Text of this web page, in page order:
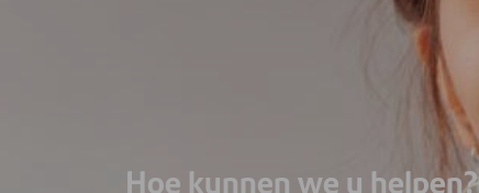
Hoe kunnen we u helpen?